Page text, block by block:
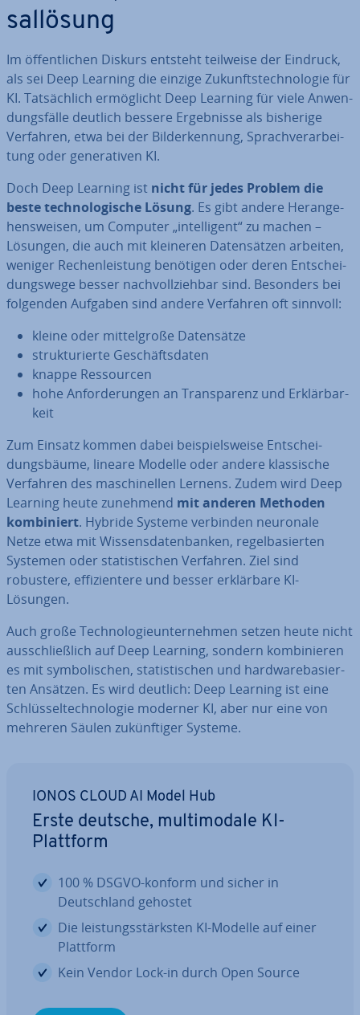
sal­lö­sung
Im öf­fent­li­chen Diskurs entsteht teilweise der Eindruck,
als sei Deep Learning die einzige Zu­kunfts­tech­no­lo­gie für
KI. Tat­säch­lich er­mög­licht Deep Learning für viele An­wen­
dungs­fäl­le deutlich bessere Er­geb­nis­se als bisherige
Verfahren, etwa bei der Bil­der­ken­nung, Sprach­ver­ar­bei­
tung oder ge­ne­ra­ti­ven KI.
Doch Deep Learning ist nicht für jedes Problem die
beste tech­no­lo­gi­sche Lösung. Es gibt andere Her­an­ge­
hens­wei­sen, um Computer „in­tel­li­gent“ zu machen –
Lösungen, die auch mit kleineren Da­ten­sät­zen arbeiten,
weniger Re­chen­leis­tung benötigen oder deren Ent­schei­
dungs­we­ge besser nach­voll­zieh­bar sind. Besonders bei
folgenden Aufgaben sind andere Verfahren oft sinnvoll:
kleine oder mit­tel­gro­ße Da­ten­sät­ze
struk­tu­rier­te Ge­schäfts­da­ten
knappe Res­sour­cen
hohe An­for­de­run­gen an Trans­pa­renz und Er­klär­bar­
keit
Zum Einsatz kommen dabei bei­spiels­wei­se Ent­schei­
dungs­bäu­me, lineare Modelle oder andere klas­si­sche
Verfahren des ma­schi­nel­len Lernens. Zudem wird Deep
Learning heute zunehmend mit anderen Methoden
kom­bi­niert. Hybride Systeme verbinden neuronale
Netze etwa mit Wis­sens­da­ten­ban­ken, re­gel­ba­sier­ten
Systemen oder sta­tis­ti­schen Verfahren. Ziel sind
robustere, ef­fi­zi­en­te­re und besser er­klär­ba­re KI-
Lösungen.
Auch große Tech­no­lo­gie­un­ter­neh­men setzen heute nicht
aus­schließ­lich auf Deep Learning, sondern kom­bi­nie­ren
es mit sym­bo­li­schen, sta­tis­ti­schen und hard­ware­ba­sier­
ten Ansätzen. Es wird deutlich: Deep Learning ist eine
Schlüs­sel­tech­no­lo­gie moderner KI, aber nur eine von
mehreren Säulen zu­künf­ti­ger Systeme.
IONOS CLOUD AI Model Hub
Erste deutsche, mul­ti­mo­da­le KI-
Plattform
100 % DSGVO-konform und sicher in
Deutsch­land gehostet
Die leis­tungs­stärks­ten KI-Modelle auf einer
Plattform
Kein Vendor Lock-in durch Open Source